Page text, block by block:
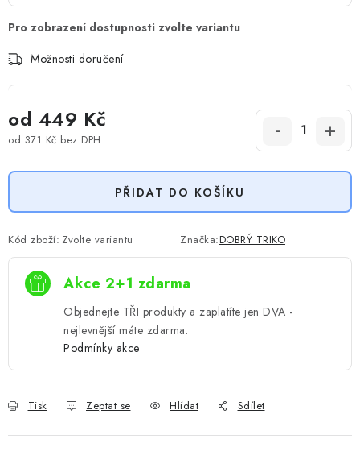
Možnosti doručení
od 449 Kč
od 371 Kč bez DPH
PŘIDAT DO KOŠÍKU
Kód zboží: Zvolte variantu Značka:DOBRÝ TRIKO
Akce 2+1 zdarma
Objednejte TŘI produkty a zaplatíte jen DVA -
nejlevnější máte zdarma.
Podmínky akce
Tisk Zeptat se Hlídat Sdílet